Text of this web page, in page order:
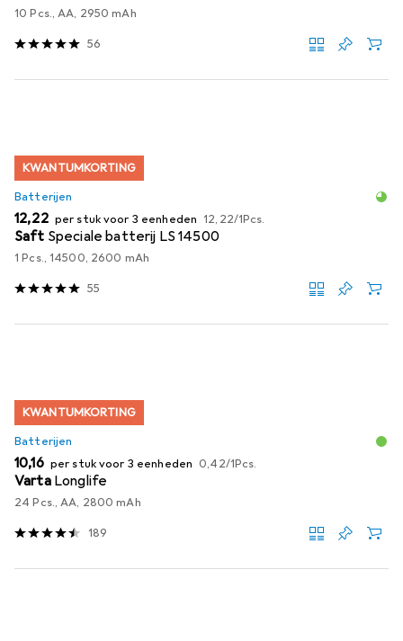
10 Pcs., AA, 2950 mAh
56
KWANTUMKORTING
Batterijen
EUR
12,22 per stuk voor 3 eenheden EUR
12,22/1Pcs.
Saft Speciale batterij LS 14500
1 Pcs., 14500, 2600 mAh
55
KWANTUMKORTING
Batterijen
EUR
10,16 per stuk voor 3 eenheden EUR
0,42/1Pcs.
Varta Longlife
24 Pcs., AA, 2800 mAh
189